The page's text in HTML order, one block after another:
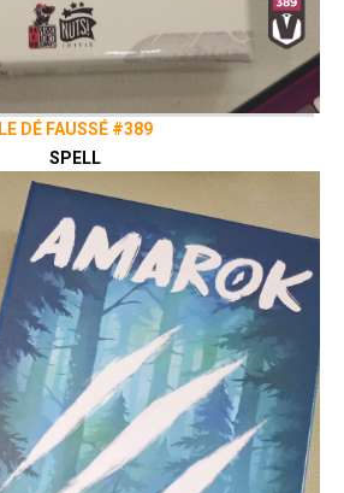
LE DÉ FAUSSÉ #389
SPELL